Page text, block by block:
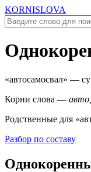
KORNISLOVA
«автосамосвал» —
Корни слова —
Родственные для
Разбор по составу